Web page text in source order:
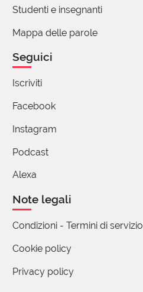
Studenti e insegnanti
Mappa delle parole
Seguici
Iscriviti
Facebook
Instagram
Podcast
Alexa
Note legali
Condizioni - Termini di servizio
Cookie policy
Privacy policy